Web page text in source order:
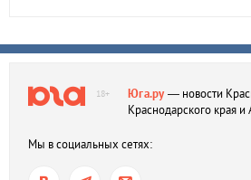
18+ Юга.ру— новости
Краснодарского края и
Мы в социальных сетях: